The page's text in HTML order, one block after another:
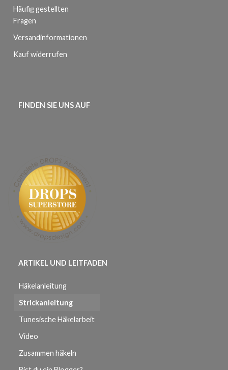
Häufig gestellten
Fragen
Versandinformationen
Kauf widerrufen
FINDEN SIE UNS AUF
ARTIKEL UND LEITFADEN
Häkelanleitung
Strickanleitung
Tunesische Häkelarbeit
Video
Zusammen häkeln